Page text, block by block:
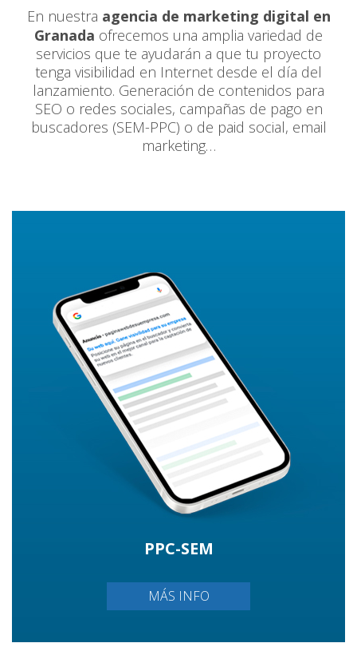
En nuestra agencia de marketing digital en
Granada ofrecemos una amplia variedad de
servicios que te ayudarán a que tu proyecto
tenga visibilidad en Internet desde el día del
lanzamiento. Generación de contenidos para
SEO o redes sociales, campañas de pago en
buscadores (SEM-PPC) o de paid social, email
marketing…
PPC-SEM
MÁS INFO